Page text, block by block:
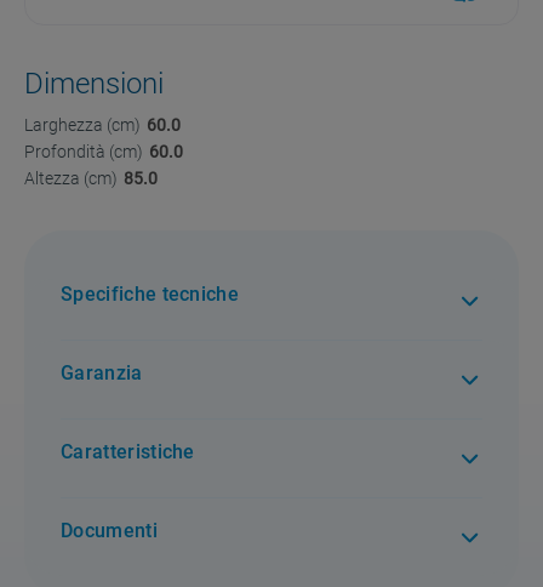
Dimensioni
Larghezza (cm) 60.0
Profondità (cm) 60.0
Altezza (cm) 85.0
Specifiche tecniche
Garanzia
Caratteristiche
Documenti